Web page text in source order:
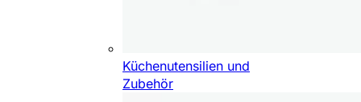
Küchenutensilien und
Zubehör